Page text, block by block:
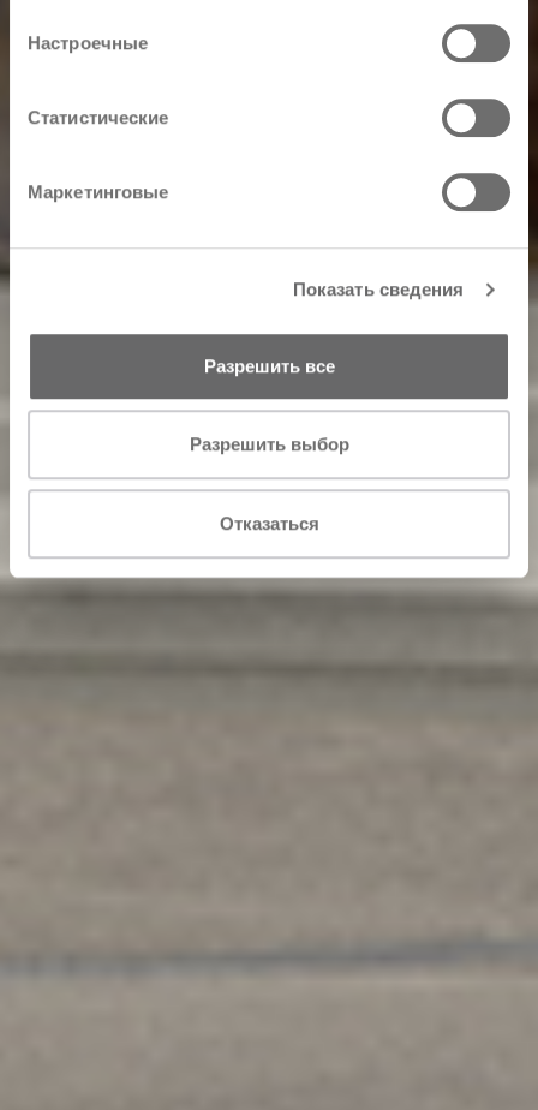
Настроечные
Статистические
Маркетинговые
Показать сведения
Разрешить все
Разрешить выбор
Отказаться